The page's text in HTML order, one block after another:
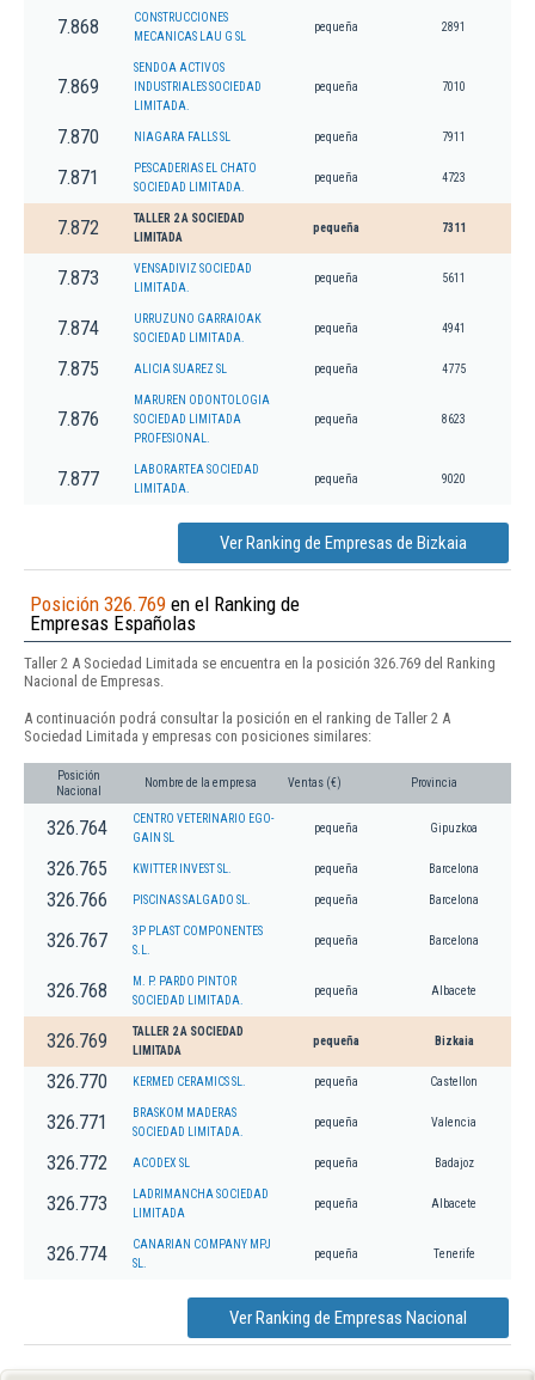
7.868
CONSTRUCCIONES
MECANICAS LAU G SL
pequeña 2891
7.869
SENDOA ACTIVOS
INDUSTRIALES SOCIEDAD
LIMITADA.
pequeña 7010
7.870 NIAGARA FALLS SL pequeña 7911
7.871
PESCADERIAS EL CHATO
SOCIEDAD LIMITADA.
pequeña 4723
7.872
TALLER 2 A SOCIEDAD
LIMITADA
pequeña 7311
7.873
VENSADIVIZ SOCIEDAD
LIMITADA.
pequeña 5611
7.874
URRUZUNO GARRAIOAK
SOCIEDAD LIMITADA.
pequeña 4941
7.875 ALICIA SUAREZ SL pequeña 4775
7.876
MARUREN ODONTOLOGIA
SOCIEDAD LIMITADA
PROFESIONAL.
pequeña 8623
7.877
LABORARTEA SOCIEDAD
LIMITADA.
pequeña 9020
Ver Ranking de Empresas de Bizkaia
Posición 326.769 en el Ranking de
Empresas Españolas
Taller 2 A Sociedad Limitada se encuentra en la posición 326.769 del Ranking
Nacional de Empresas.
A continuación podrá consultar la posición en el ranking de Taller 2 A
Sociedad Limitada y empresas con posiciones similares:
Posición
Nacional
Nombre de la empresa Ventas (€) Provincia
326.764
CENTRO VETERINARIO EGO-
GAIN SL
pequeña Gipuzkoa
326.765 KWITTER INVEST SL. pequeña Barcelona
326.766 PISCINAS SALGADO SL. pequeña Barcelona
326.767
3P PLAST COMPONENTES
S.L.
pequeña Barcelona
326.768
M. P. PARDO PINTOR
SOCIEDAD LIMITADA.
pequeña Albacete
326.769
TALLER 2 A SOCIEDAD
LIMITADA
pequeña Bizkaia
326.770 KERMED CERAMICS SL. pequeña Castellon
326.771
BRASKOM MADERAS
SOCIEDAD LIMITADA.
pequeña Valencia
326.772 ACODEX SL pequeña Badajoz
326.773
LADRIMANCHA SOCIEDAD
LIMITADA
pequeña Albacete
326.774
CANARIAN COMPANY MPJ
SL.
pequeña Tenerife
Ver Ranking de Empresas Nacional